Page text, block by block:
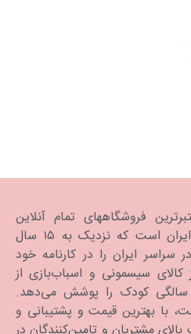
فروشگاههای تمام آنلاین
سیسمونی و اسباب‌بازی در ایران است که نزدیک به ۱۵ سال
سراسر ایران را در کارنامه خود
سیسمونی و اسباب‌بازی از
دوره بارداری تا بالاتر از 5 سالگی کودک را پوشش می‌دهد.
با بهترین قیمت و پشتیبانی و